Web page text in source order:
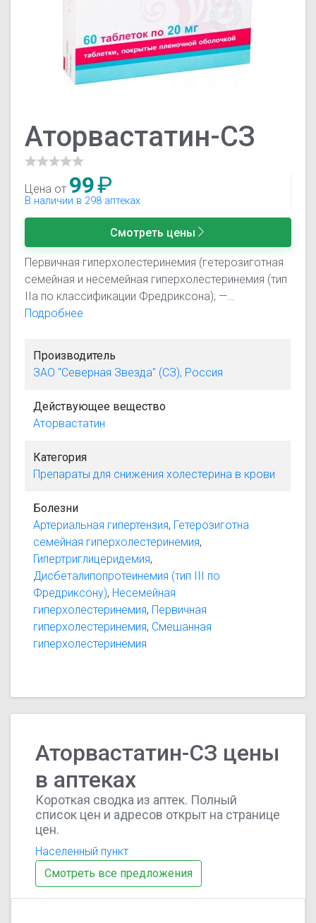
Аторвастатин-СЗ
Цена от 99₽
В наличии в 298 аптеках
Смотреть цены
Первичная гиперхолестеринемия (гетерозиготная
семейная и несемейная гиперхолестеринемия (тип
IIа по классификации Фредриксона); —
комбинированная (смешанная) гиперлипидемия
классификации Фредриксона) (в качестве
дополнения к диете); — семейная эндогенная
Фредриксона), резистентная к диете; —
гомозиготная семейная гиперхолестеринемия при
других нефармакологических методов лечения.
Профилактика сердечно-сосудистых заболеваний:
признаков ИБС, но имеющих несколько факторов
риска ее развития: возраст старше 55 лет,
никотиновая зависимость, артериальная
гипертензия, сахарный диабет, генетическая
предрасположенность, в т.ч. на фоне
дислипидемии; — вторичная профилактика
сердечно-сосудистых осложнений у пациентов с
ИБС с целью снижения суммарного показателя
Подробнее
Производитель
ЗАО "Северная Звезда" (СЗ), Россия
Действующее вещество
Аторвастатин
Категория
Препараты для снижения холестерина в крови
Болезни
Артериальная гипертензия, Гетерозиготна
семейная гиперхолестеринемия,
Гипертриглицеридемия,
Дисбеталипопротеинемия (тип III по
Фредриксону), Несемейная
гиперхолестеринемия, Первичная
гиперхолестеринемия, Смешанная
гиперхолестеринемия
Аторвастатин-СЗ цены
в аптеках
Короткая сводка из аптек. Полный
список цен и адресов открыт на странице
цен.
Населенный пункт
Смотреть все предложения